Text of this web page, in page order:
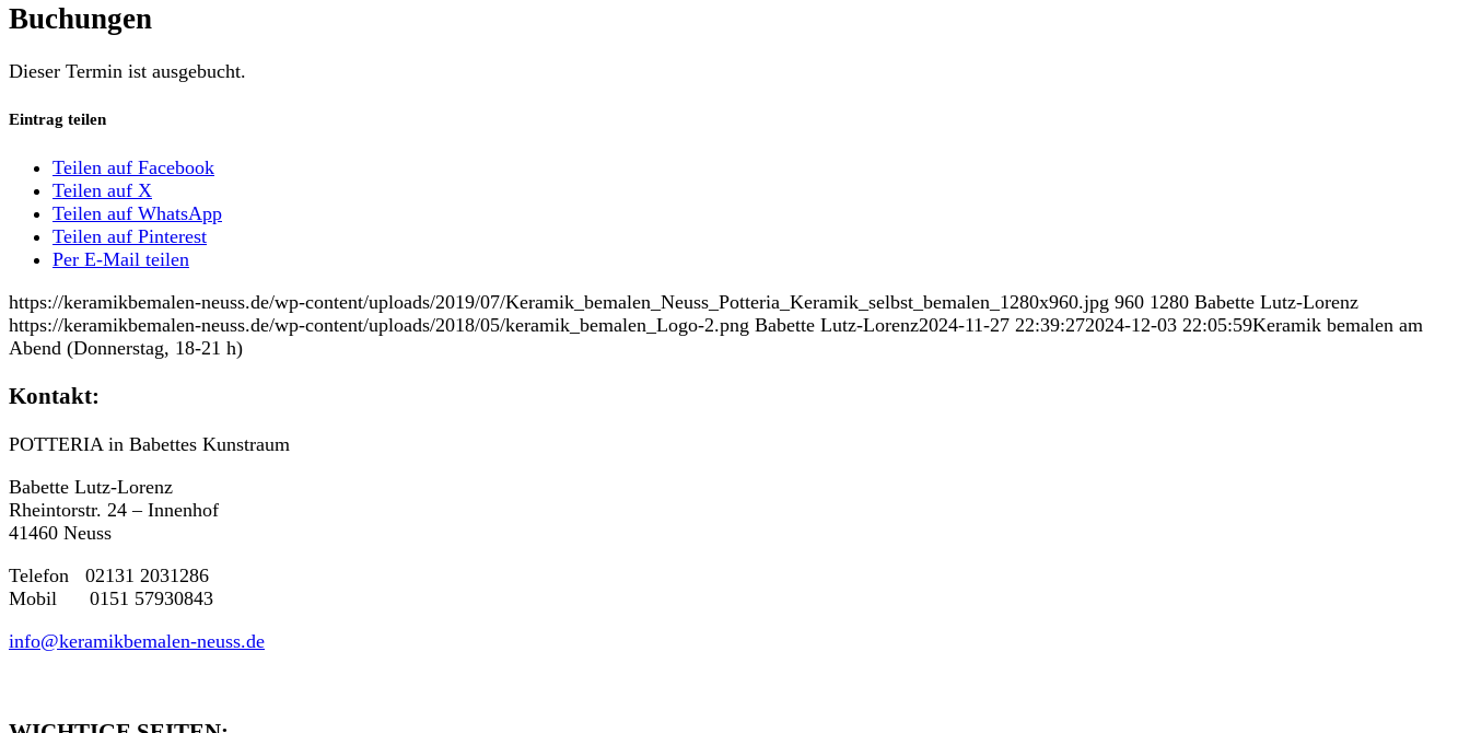
Buchungen
Dieser Termin ist ausgebucht.
Eintrag teilen
Teilen auf Facebook
Teilen auf X
Teilen auf WhatsApp
Teilen auf Pinterest
Per E-Mail teilen
https://keramikbemalen-neuss.de/wp-content/uploads/2019/07/Keramik_bemalen_Neuss_Potteria_Keramik_selbst_bemalen_1280x960.jpg 960 1280 Babette Lutz-Lorenz
https://keramikbemalen-neuss.de/wp-content/uploads/2018/05/keramik_bemalen_Logo-2.png Babette Lutz-Lorenz2024-11-27 22:39:272024-12-03 22:05:59Keramik bemalen am
Abend (Donnerstag, 18-21 h)
Kontakt:
POTTERIA in Babettes Kunstraum
Babette Lutz-Lorenz
Rheintorstr. 24 – Innenhof
41460 Neuss
Telefon 02131 2031286
Mobil 0151 57930843
info@keramikbemalen-neuss.de